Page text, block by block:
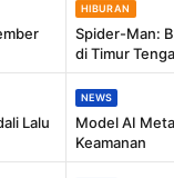
HIBURAN
Spider-Man:
di Timur
Lalu
NEWS
Model AI
Keamanan